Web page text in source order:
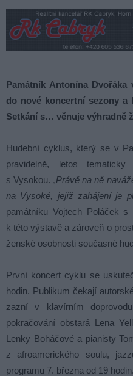
Památník Antonína
do nové koncertní sezony
Setkání s… věnuje výhradně
Hudební cyklus, který se v
pravidelně, letos
s Vysokou.„Právě na ně
na Vysoké, jejíž zahájení je
památníku Vojtech Poláček
k této výstavě a zároveň o
ženské osobnosti současné
První koncert cyklu se
hodin. Publikum čekají
zazní v klavírním
pokračování obstará Lena
Lenky Boháčové a pianisty
z afroamerického soulu,
programu 7. března od 19 hodin.